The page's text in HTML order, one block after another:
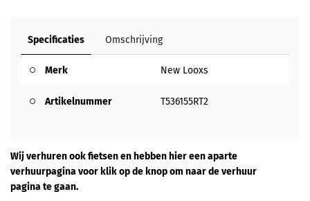
Specificaties Omschrijving
Merk New Looxs
Artikelnummer T536155RT2
Wij verhuren ook fietsen en hebben hier een aparte
verhuurpagina voor klik op de knop om naar de verhuur
pagina te gaan.